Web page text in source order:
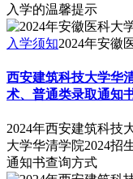
入学的温馨提示
入学须知2024年安徽
西安建筑科技大学华
术、普通类录取通知
2024年西安建筑科技
大学华清学院2024招
通知书查询方式